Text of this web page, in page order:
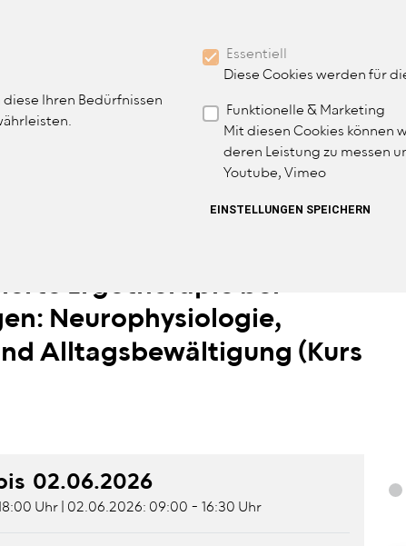
Ihren Bedürfnissen
Essentiell
Diese Cookies werden für
Funktionelle & Marketing
Mit diesen Cookies können
deren Leistung zu messen
Youtube, Vimeo
EINSTELLUNGEN SPEICHERN
MITGLIEDERBEREICH
NAVIGATION
TERMINE & VERANSTALTUNGEN
Ergotherapie bei
Neurophysiologie,
Alltagsbewältigung (Kurs
02.06.2026
Uhr | 02.06.2026: 09:00 - 16:30 Uhr